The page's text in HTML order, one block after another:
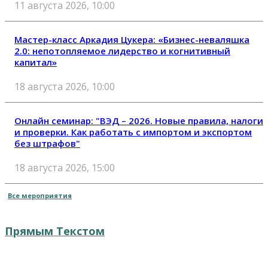
11 августа 2026, 10:00
Мастер-класс Аркадия Цукера: «Бизнес-неваляшка
2.0: непотопляемое лидерство и когнитивный
капитал»
18 августа 2026, 10:00
Онлайн семинар: "ВЭД – 2026. Новые правила, налоги
и проверки. Как работать с импортом и экспортом
без штрафов"
18 августа 2026, 15:00
Все мероприятия
Прямым Текстом